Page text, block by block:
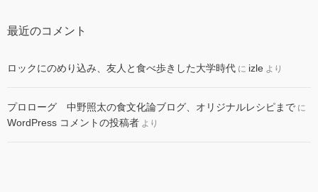
最近のコメント
ロックにのめり込み、友人と食べ歩きした大学時代 に izle より
プロローグ 中野照太の食文化論ブログ、オリジナルレシピまで に
WordPress コメントの投稿者 より